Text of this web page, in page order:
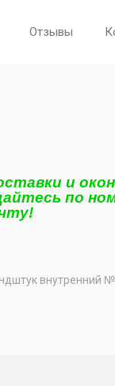
Отзывы
и
по
внутренний